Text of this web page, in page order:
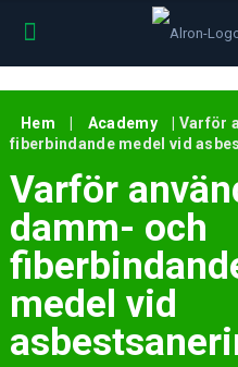
Hem Academy
Varför
fiberbindande medel vid
Varför
damm- och
medel vid